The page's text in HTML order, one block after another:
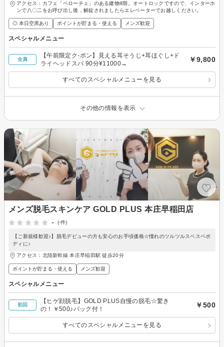
アクセス：カフェ「ベローチェ」のある建物8階。オートロックですので、インターホ
ンで八〇二をお呼び出し後，解錠されましたらエレベーターでお越しください。
◎ 本日空席あり ポイントが貯まる・使える メンズ歓迎
スペシャルメニュー
全員
【午前限定ク-ポン】見える耳そうじ+耳ほぐし+ド
ライヘッドスパ 90分¥11000→
￥9,800
すべてのスペシャルメニューを見る
その他の情報を表示
メンズ脱毛スキンケア GOLD PLUS 本庄早稲田店
-
(-件)
【ご新規様歓迎♪】脱毛デビューの方も安心のお手頃価格☆憧れのツルツルスベスベボ
ディに♪
アクセス：北陸新幹線 本庄早稲田駅 徒歩20分
ポイントが貯まる・使える メンズ歓迎
スペシャルメニュー
初回
【ヒゲ顔脱毛】GOLD PLUS自慢の脱毛☆驚き
の！￥500♪パック付！
￥500
すべてのスペシャルメニューを見る